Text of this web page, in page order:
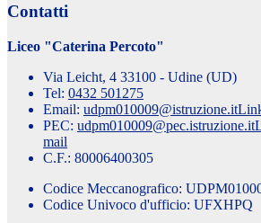
Contatti
Liceo "Caterina Percoto"
Via Leicht, 4 33100 - Udine (UD)
Tel: 0432 501275
Email: udpm010009@istruzione.it
PEC: udpm010009@pec.istruzione.it
mail
C.F.: 80006400305
Codice Meccanografico:
Codice Univoco d'ufficio: UFXHPQ